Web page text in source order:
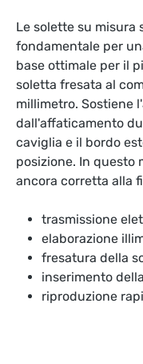
Le solette su misura
fondamentale per
base ottimale per il
soletta fresata al
millimetro. Sostiene
dall'affaticamento
caviglia e il bordo
posizione. In questo
ancora corretta alla
trasmissione
elaborazione
fresatura della
inserimento
riproduzione